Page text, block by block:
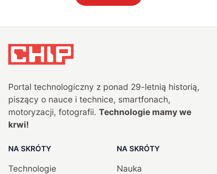
Portal technologiczny z ponad 29-letnią historią,
piszący o nauce i technice, smartfonach,
motoryzacji, fotografii. Technologie mamy we
krwi!
NA SKRÓTY
Technologie
NA SKRÓTY
Nauka